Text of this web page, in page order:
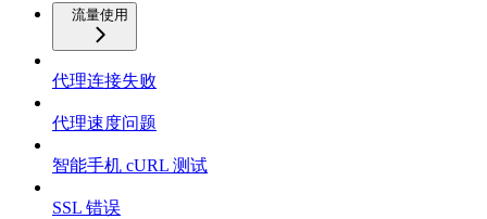
流量使用
代理连接失败
代理速度问题
智能手机 cURL 测试
SSL 错误